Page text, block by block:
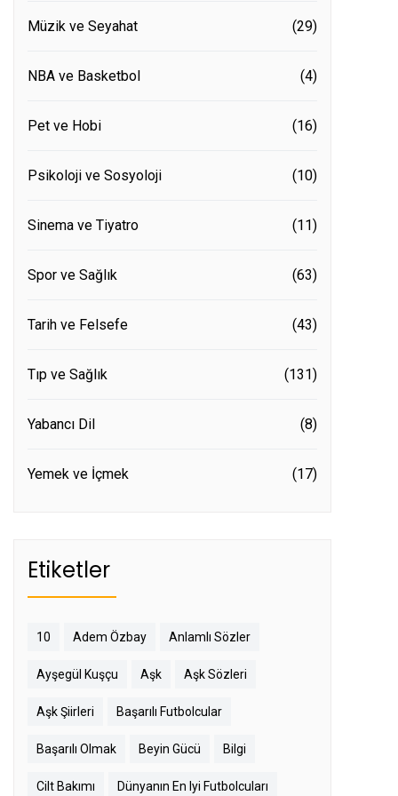
Müzik ve Seyahat (29)
NBA ve Basketbol (4)
Pet ve Hobi (16)
Psikoloji ve Sosyoloji (10)
Sinema ve Tiyatro (11)
Spor ve Sağlık (63)
Tarih ve Felsefe (43)
Tıp ve Sağlık (131)
Yabancı Dil (8)
Yemek ve İçmek (17)
Etiketler
10 Adem Özbay Anlamlı Sözler
Ayşegül Kuşçu Aşk Aşk Sözleri
Aşk Şiirleri Başarılı Futbolcular
Başarılı Olmak Beyin Gücü Bilgi
Cilt Bakımı Dünyanın En Iyi Futbolcuları